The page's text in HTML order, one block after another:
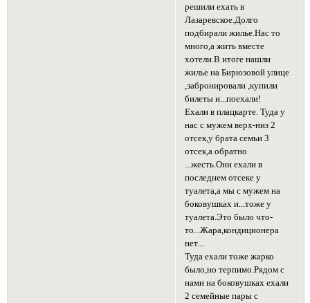
решили ехать в
Лазаревское.Долго
подбирали жилье.Нас то
много,а жить вместе
хотели.В итоге нашли
жилье на Бирюзовой улице
,забронировали ,купили
билеты и...поехали!
Ехали в плацкарте. Туда у
нас с мужем верх-низ 2
отсек,у брата семьи 3
отсек,а обратно
...жесть.Они ехали в
последнем отсеке у
туалета,а мы с мужем на
боковушках и...тоже у
туалета.Это было что-
то...Жара,кондиционера
нет...
Туда ехали тоже жарко
было,но терпимо.Рядом с
нами на боковушках ехали
2 семейные пары с